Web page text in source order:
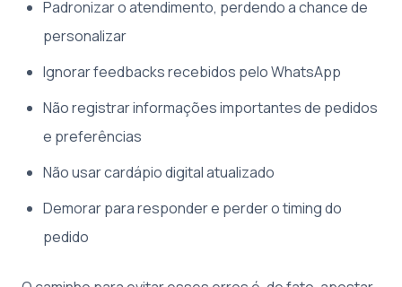
Padronizar o atendimento, perdendo a chance de
personalizar
Ignorar feedbacks recebidos pelo WhatsApp
Não registrar informações importantes de pedidos
e preferências
Não usar cardápio digital atualizado
Demorar para responder e perder o timing do
pedido